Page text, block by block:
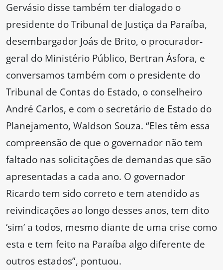
Gervásio disse também ter dialogado o
presidente do Tribunal de Justiça da Paraíba,
desembargador Joás de Brito, o procurador-
geral do Ministério Público, Bertran Ásfora, e
conversamos também com o presidente do
Tribunal de Contas do Estado, o conselheiro
André Carlos, e com o secretário de Estado do
Planejamento, Waldson Souza. “Eles têm essa
compreensão de que o governador não tem
faltado nas solicitações de demandas que são
apresentadas a cada ano. O governador
Ricardo tem sido correto e tem atendido as
reivindicações ao longo desses anos, tem dito
‘sim’ a todos, mesmo diante de uma crise como
esta e tem feito na Paraíba algo diferente de
outros estados”, pontuou.